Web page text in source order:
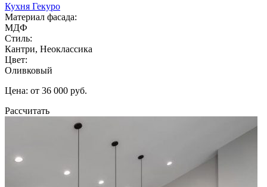
Кухня Гекуро
Материал фасада:
МДФ
Стиль:
Кантри, Неоклассика
Цвет:
Оливковый
Цена: от 36 000 руб.
Рассчитать